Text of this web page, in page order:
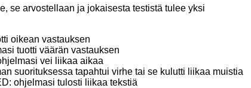
se arvostellaan ja jokaisesta testistä tulee yksi
oikean vastauksen
tuotti väärän vastauksen
vei liikaa aikaa
suorituksessa tapahtui virhe tai se kulutti liikaa muistia
ohjelmasi tulosti liikaa tekstiä